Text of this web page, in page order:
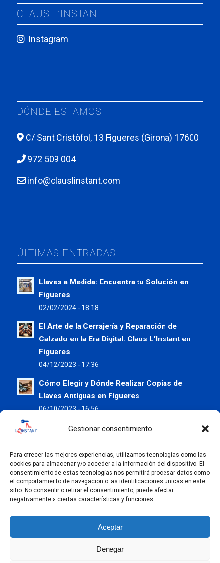
Gestionar consentimiento
Para ofrecer las mejores experiencias, utilizamos tecnologías como las
cookies para almacenar y/o acceder a la información del dispositivo. El
consentimiento de estas tecnologías nos permitirá procesar datos como
el comportamiento de navegación o las identificaciones únicas en este
sitio. No consentir o retirar el consentimiento, puede afectar
negativamente a ciertas características y funciones.
Aceptar
Denegar
CLAUS L’INSTANT
Instagram
DÓNDE ESTAMOS
C/ Sant Cristòfol, 13 Figueres (Girona) 17600
972 509 004
info@clauslinstant.com
ÚLTIMAS ENTRADAS
Llaves a Medida: Encuentra tu Solución en
Figueres
02/02/2024 - 18:18
El Arte de la Cerrajería y Reparación de
Calzado en la Era Digital: Claus L’Instant en
Figueres
04/12/2023 - 17:36
Cómo Elegir y Dónde Realizar Copias de
Llaves Antiguas en Figueres
06/10/2023 - 16:56
Preserva tus Zapatos de Verano con los
05/07/2023 - 09:37
Copia de Llaves en Figueres: La Importancia
de un Duplicado de Calidad
07/06/2023 - 08:58